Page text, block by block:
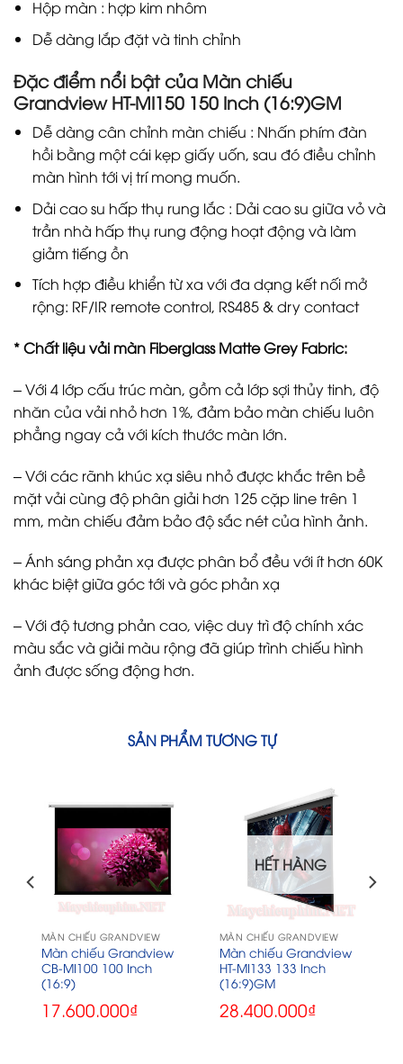
Hộp màn : hợp kim nhôm
Dễ dàng lắp đặt và tinh chỉnh
Đặc điểm nổi bật của Màn chiếu
Grandview HT-MI150 150 Inch (16:9)GM
Dễ dàng cân chỉnh màn chiếu : Nhấn phím đàn
hồi bằng một cái kẹp giấy uốn, sau đó điều chỉnh
màn hình tới vị trí mong muốn.
Dải cao su hấp thụ rung lắc : Dải cao su giữa vỏ và
trần nhà hấp thụ rung động hoạt động và làm
giảm tiếng ồn
Tích hợp điều khiển từ xa với đa dạng kết nối mở
rộng: RF/IR remote control, RS485 & dry contact
* Chất liệu vải màn Fiberglass Matte Grey Fabric:
– Với 4 lớp cấu trúc màn, gồm cả lớp sợi thủy tinh, độ
nhăn của vải nhỏ hơn 1%, đảm bảo màn chiếu luôn
phẳng ngay cả với kích thước màn lớn.
– Với các rãnh khúc xạ siêu nhỏ được khắc trên bề
mặt vải cùng độ phân giải hơn 125 cặp line trên 1
mm, màn chiếu đảm bảo độ sắc nét của hình ảnh.
– Ánh sáng phản xạ được phân bổ đều với ít hơn 60K
khác biệt giữa góc tới và góc phản xạ
– Với độ tương phản cao, việc duy trì độ chính xác
màu sắc và giải màu rộng đã giúp trình chiếu hình
ảnh được sống động hơn.
SẢN PHẨM TƯƠNG TỰ
MÀN CHIẾU GRANDVIEW
Màn chiếu Grandview
CB-MI100 100 Inch
(16:9)
17.600.000₫
HẾT HÀNG
MÀN CHIẾU GRANDVIEW
Màn chiếu Grandview
HT-MI133 133 Inch
(16:9)GM
28.400.000₫